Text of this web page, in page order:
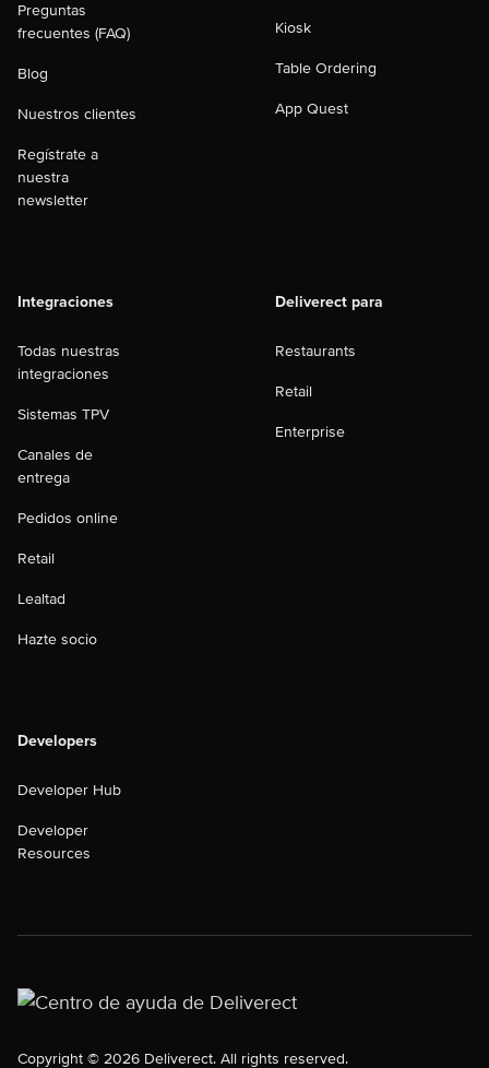
Preguntas
frecuentes (FAQ)
Blog
Nuestros clientes
Regístrate a
nuestra
newsletter
Kiosk
Table Ordering
App Quest
Integraciones
Todas nuestras
integraciones
Sistemas TPV
Canales de
entrega
Pedidos online
Retail
Lealtad
Hazte socio
Deliverect para
Restaurants
Retail
Enterprise
Developers
Developer Hub
Developer
Resources
Copyright © 2026 Deliverect. All rights reserved.